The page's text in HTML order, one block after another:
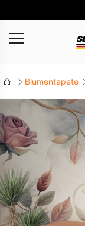
Blumentapete